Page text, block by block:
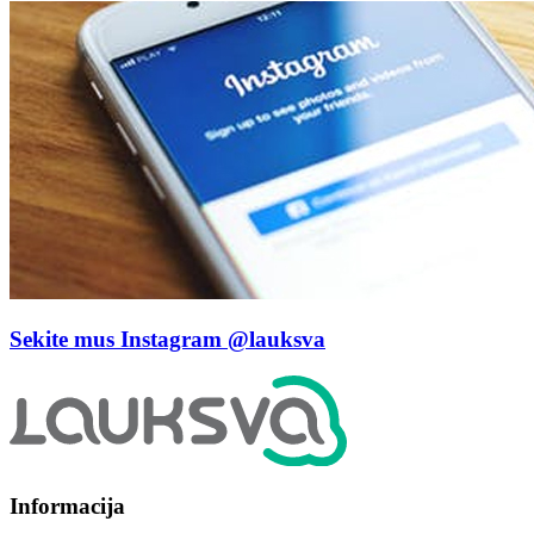
Sekite mus Instagram @lauksva
Informacija